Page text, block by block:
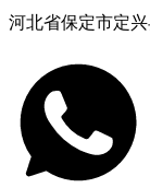
河北省保定市定